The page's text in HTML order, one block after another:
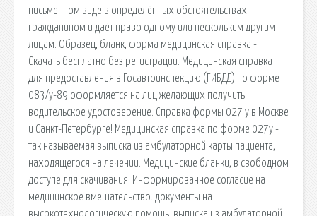
письменном виде в определённых обстоятельствах
гражданином и даёт право одному или нескольким другим
лицам. Образец, бланк, форма медицинская справка -
Скачать бесплатно без регистрации. Медицинская справка
для предоставления в Госавтоинспекцию (ГИБДД) по форме
083/у-89 оформляется на лиц желающих получить
водительское удостоверение. Справка формы 027 у в Москве
и Санкт-Петербурге! Медицинская справка по форме 027у -
так называемая выписка из амбулаторной карты пациента,
находящегося на лечении. Медицинские бланки, в свободном
доступе для скачивания. Информированное согласие на
медицинское вмешательство. документы на
высокотехнологическую помощь. выписка из амбулаторной